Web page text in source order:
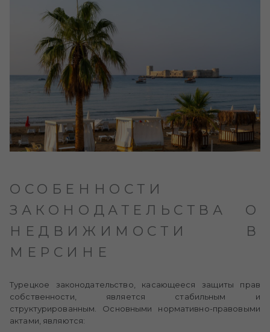
ОСОБЕННОСТИ
ЗАКОНОДАТЕЛЬСТВА О
НЕДВИЖИМОСТИ В
МЕРСИНЕ
Турецкое законодательство, касающееся защиты прав
собственности, является стабильным и
структурированным. Основными нормативно-правовыми
актами, являются: